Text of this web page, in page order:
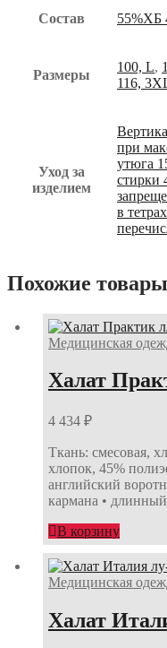
Состав 55%ХБ
Размеры
100, L,
116,
Уход за
изделием
при
утюга
в
Похожие товары
Медицинская
Халат
4 434 ₽
Ткань: смесовая,
хлопок, 45%
английский
кармана •
В корзину
Медицинская
Халат